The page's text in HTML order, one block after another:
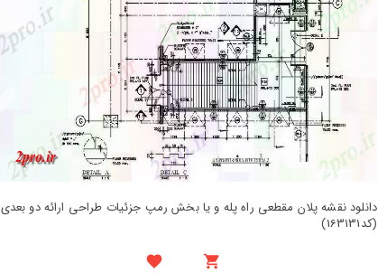
دانلود نقشه پلان مقطعی راه پله و یا بخش رمپ جزئیات طراحی ارائه دو بعدی
(کد163131)